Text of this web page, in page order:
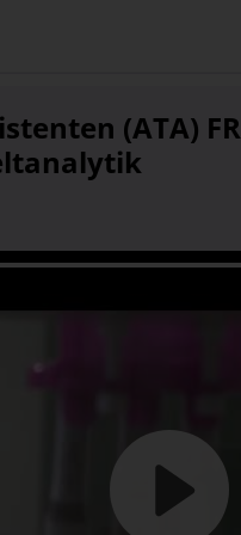
(ATA) FR